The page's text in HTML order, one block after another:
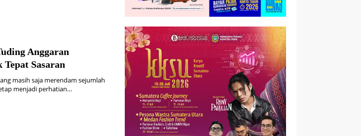
Anggaran
Sasaran
masih saja merendam sejumlah
menjadi perhatian…